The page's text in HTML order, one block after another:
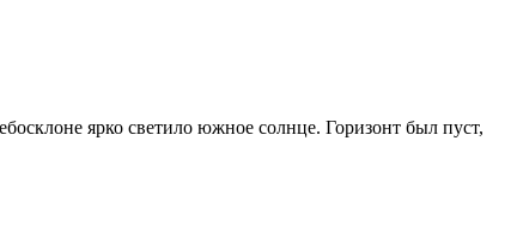
ярко светило южное солнце. Горизонт был пуст,